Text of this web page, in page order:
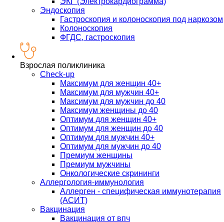
Эндоскопия
Гастроскопия и колоноскопия под наркозом
Колоноскопия
ФГДС, гастроскопия
Взрослая поликлиника
Check-up
Максимум для женщин 40+
Максимум для мужчин 40+
Максимум для мужчин до 40
Максимум женщины до 40
Оптимум для женщин 40+
Оптимум для женщин до 40
Оптимум для мужчин 40+
Оптимум для мужчин до 40
Премиум женщины
Премиум мужчины
Онкологические скрининги
Аллергология-иммунология
Аллерген - специфическая иммунотерапия
(АСИТ)
Вакцинация
Вакцинация от впч